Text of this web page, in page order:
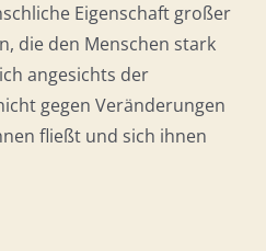
Eigenschaft großer
die den Menschen stark
angesichts der
gegen Veränderungen
fließt und sich ihnen